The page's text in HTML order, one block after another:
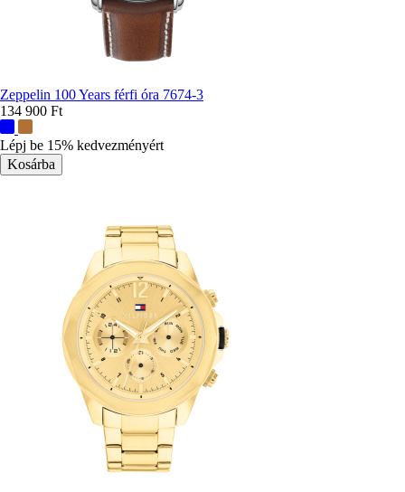
Zeppelin 100 Years férfi óra 7674-3
134 900 Ft
színek:
Lépj be 15% kedvezményért